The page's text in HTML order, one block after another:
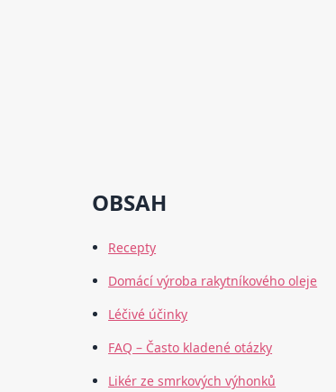
OBSAH
Recepty
Domácí výroba rakytníkového oleje
Léčivé účinky
FAQ – Často kladené otázky
Likér ze smrkových výhonků